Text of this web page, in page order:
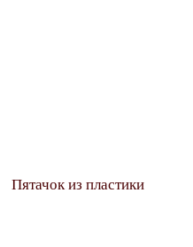
Пятачок из пластики